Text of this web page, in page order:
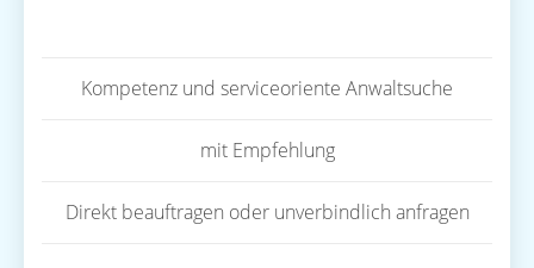
Kompetenz und serviceoriente Anwaltsuche
mit Empfehlung
Direkt beauftragen oder unverbindlich anfragen